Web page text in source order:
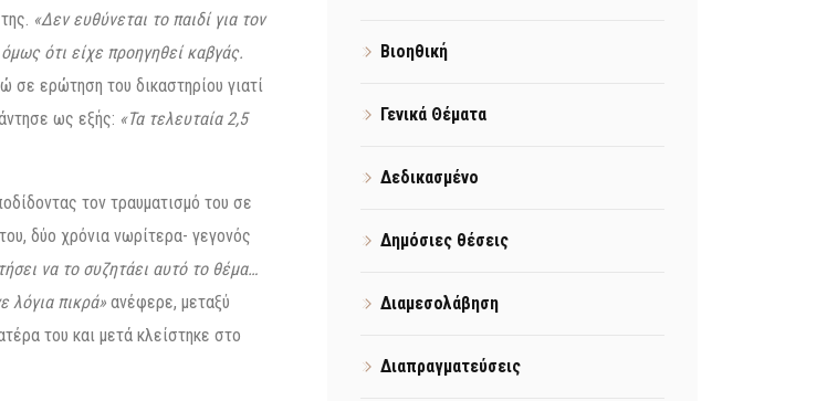
«Δεν ευθύνεται το παιδί για τον
ότι είχε προηγηθεί καβγάς.
σε ερώτηση του δικαστηρίου γιατί
ως εξής: «Τα τελευταία 2,5
τον τραυματισμό του σε
δύο χρόνια νωρίτερα- γεγονός
να το συζητάει αυτό το θέμα…
λόγια πικρά» ανέφερε, μεταξύ
του και μετά κλείστηκε στο
Βιοηθική
Γενικά Θέματα
Δεδικασμένο
Δημόσιες θέσεις
Διαμεσολάβηση
Διαπραγματεύσεις